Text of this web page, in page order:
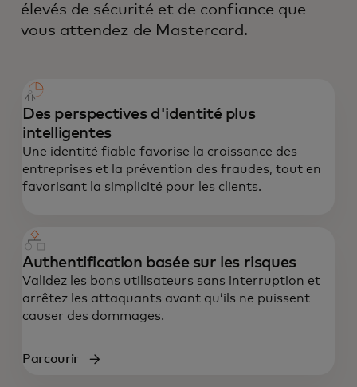
élevés de sécurité et de confiance que
vous attendez de Mastercard.
Des perspectives d'identité plus
intelligentes
Une identité fiable favorise la croissance des
entreprises et la prévention des fraudes, tout en
favorisant la simplicité pour les clients.
Authentification basée sur les risques
Validez les bons utilisateurs sans interruption et
arrêtez les attaquants avant qu’ils ne puissent
causer des dommages.
Parcourir